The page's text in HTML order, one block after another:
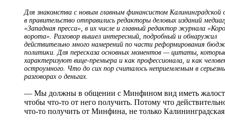
Для знакомства с новым главным финансистом Калининградской
в правительство отправились редакторы деловых изданий
«Западная пресса», в их числе и главный редактор журнала
ворота». Разговор вышел интересный, подробный и обнаружил
действительно много намерений по части реформирования
политики. Для пересказа основных моментов — цитаты,
характеризуют вице-премьера и как профессионала, и как
остроумного. Что до сих пор считалось неприемлемым в
разговорах о деньгах.
— Мы должны в общении с Минфином вид иметь
чтобы что-то от него получить. Потому что
что-то получить от Минфина, не только Калининградская